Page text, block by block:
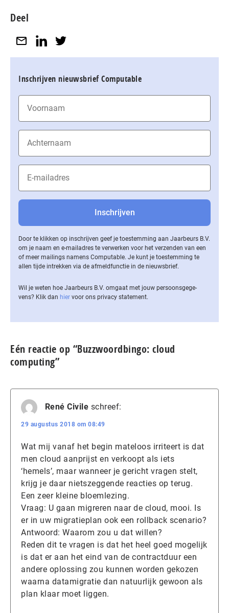
Deel
Inschrijven nieuwsbrief Computable
Door te klikken op inschrijven geef je toestemming aan Jaarbeurs B.V.
om je naam en e-mailadres te verwerken voor het verzenden van een
of meer mailings namens Computable. Je kunt je toestemming te
allen tijde intrekken via de af­meld­func­tie in de nieuwsbrief.
Wil je weten hoe Jaarbeurs B.V. omgaat met jouw per­soons­ge­ge­
vens? Klik dan hier voor ons privacy statement.
Eén reactie op “Buzzwoordbingo: cloud
computing”
René Civile schreef:
29 augustus 2018 om 08:49
Wat mij vanaf het begin mateloos irriteert is dat
men cloud aanprijst en verkoopt als iets
‘hemels’, maar wanneer je gericht vragen stelt,
krijg je daar nietszeggende reacties op terug.
Een zeer kleine bloemlezing.
Vraag: U gaan migreren naar de cloud, mooi. Is
er in uw migratieplan ook een rollback scenario?
Antwoord: Waarom zou u dat willen?
Reden dit te vragen is dat het heel goed mogelijk
is dat er aan het eind van de contractduur een
andere oplossing zou kunnen worden gekozen
waarna datamigratie dan natuurlijk gewoon als
plan klaar moet liggen.